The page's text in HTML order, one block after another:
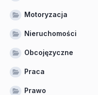
Motoryzacja
Nieruchomości
Obcojęzyczne
Praca
Prawo